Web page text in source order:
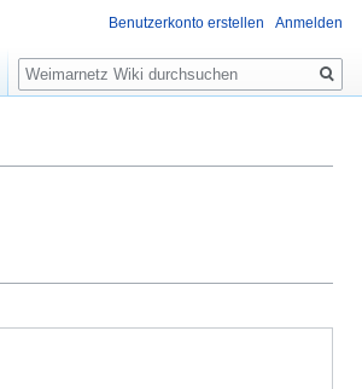
Benutzerkonto erstellen Anmelden
Suche